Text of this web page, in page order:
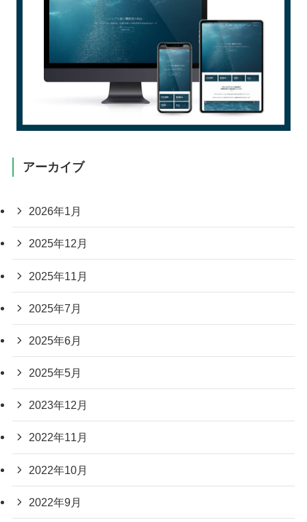
アーカイブ
2026年1月
2025年12月
2025年11月
2025年7月
2025年6月
2025年5月
2023年12月
2022年11月
2022年10月
2022年9月